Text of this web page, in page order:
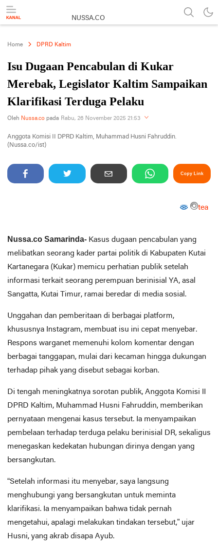
NUSSA.CO
Home DPRD Kaltim
Isu Dugaan Pencabulan di Kukar
Merebak, Legislator Kaltim Sampaikan
Klarifikasi Terduga Pelaku
Oleh Nussa.co pada Rabu, 26 November 2025 21:53
Anggota Komisi II DPRD Kaltim, Muhammad Husni Fahruddin.
(Nussa.co/ist)
Copy Link
tea
Nussa.co Samarinda- Kasus dugaan pencabulan yang
melibatkan seorang kader partai politik di Kabupaten Kutai
Kartanegara (Kukar) memicu perhatian publik setelah
informasi terkait seorang perempuan berinisial YA, asal
Sangatta, Kutai Timur, ramai beredar di media sosial.
Unggahan dan pemberitaan di berbagai platform,
khususnya Instagram, membuat isu ini cepat menyebar.
Respons warganet memenuhi kolom komentar dengan
berbagai tanggapan, mulai dari kecaman hingga dukungan
terhadap pihak yang disebut sebagai korban.
Di tengah meningkatnya sorotan publik, Anggota Komisi II
DPRD Kaltim, Muhammad Husni Fahruddin, memberikan
pernyataan mengenai kasus tersebut. Ia menyampaikan
pembelaan terhadap terduga pelaku berinisial DR, sekaligus
menegaskan kedekatan hubungan dirinya dengan yang
bersangkutan.
“Setelah informasi itu menyebar, saya langsung
menghubungi yang bersangkutan untuk meminta
klarifikasi. Ia menyampaikan bahwa tidak pernah
mengetahui, apalagi melakukan tindakan tersebut,” ujar
Husni, yang akrab disapa Ayub.